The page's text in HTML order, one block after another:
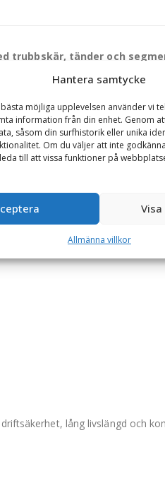
Hantera samtycke
möjliga upplevelsen använder vi
information från din enhet. Genom
såsom din surfhistorik eller unika
Om du väljer att inte
till att vissa funktioner på
Allmänna villkor
trubbskär, tänder och
Denna bergsskopa är
och sina kraftiga
Den levereras
– även under de mest
med fokus på kvalitet,
i form av ett kraftigt
lång livslängd och